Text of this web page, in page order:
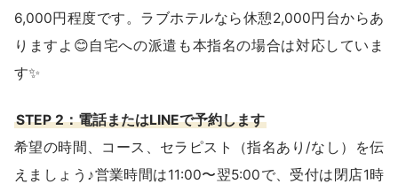
6,000円程度です。ラブホテルなら休憩2,000円台からあ
りますよ😊自宅への派遣も本指名の場合は対応していま
す✨
STEP 2：電話またはLINEで予約します
希望の時間、コース、セラピスト（指名あり/なし）を伝
えましょう♪営業時間は11:00〜翌5:00で、受付は閉店1時